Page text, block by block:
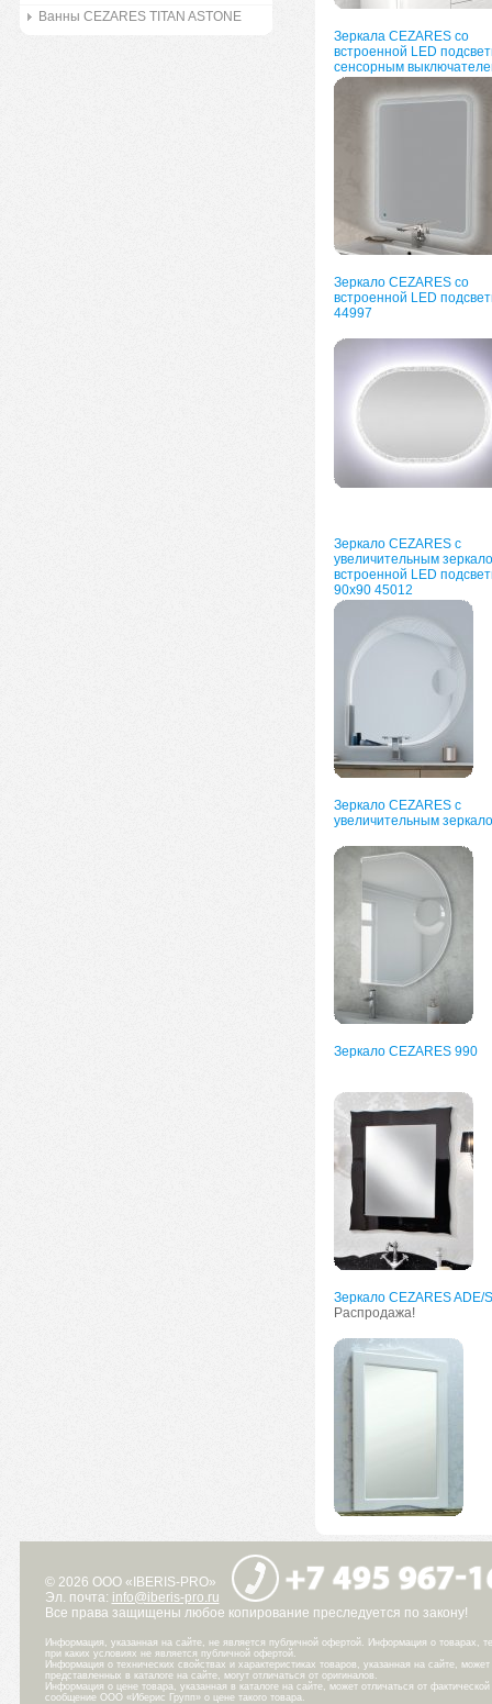
Ванны CEZARES TITAN ASTONE
Зеркала CEZARES со
встроенной LED
сенсорным
Зеркало CEZARES со
встроенной LED
44997
Зеркало CEZARES с
увеличительным
встроенной LED
90х90 45012
Зеркало CEZARES с
увеличительным
Зеркало CEZARES 990
Зеркало CEZARES ADE/
Распродажа!
© 2026 ООО «IBERIS-PRO»
Эл. почта: info@iberis-pro.ru
Все права защищены любое копирование преследуется по закону!
Информация, указанная на сайте, не является публичной офертой. Информация о товарах,
при каких условиях не является публичной офертой.
Информация о технических свойствах и характеристиках товаров, указанная на сайте,
представленных в каталоге на сайте, могут отличаться от оригиналов.
Информация о цене товара, указанная в каталоге на сайте, может отличаться от
сообщение ООО «Иберис Групп» о цене такого товара.